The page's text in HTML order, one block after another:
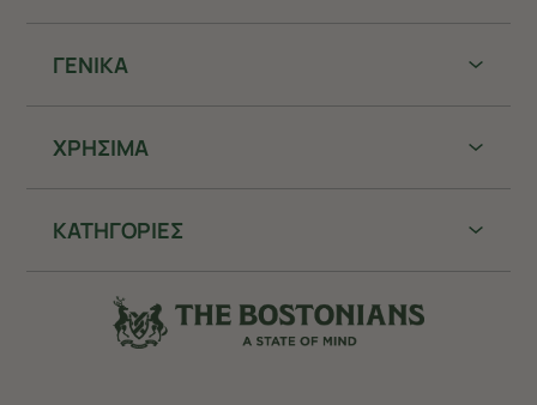
ΓΕΝΙΚΑ
ΧΡHΣΙΜΑ
ΚΑΤΗΓΟΡΙΕΣ